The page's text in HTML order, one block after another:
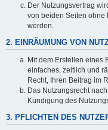
Der Nutzungsvertrag
von beiden Seiten ohne
werden.
2. EINRÄUMUNG VON
Mit dem Erstellen eines
einfaches, zeitlich und
Recht, Ihren Beitrag im
Das Nutzungsrecht
Kündigung des
3. PFLICHTEN DES